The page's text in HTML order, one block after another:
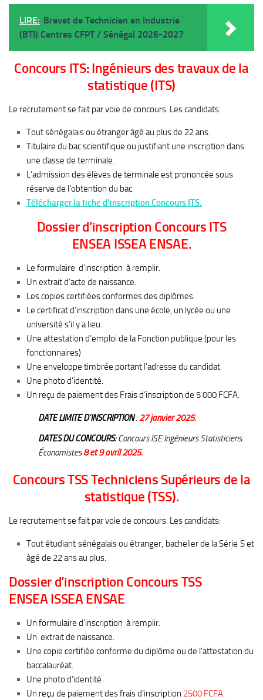
LIRE: Brevet de Technicien en Industrie
(BTI) Centres CFPT / Sénégal 2026-2027
Concours ITS: Ingénieurs des travaux de la
statistique (ITS)
Le recrutement se fait par voie de concours. Les candidats:
Tout sénégalais ou étranger âgé au plus de 22 ans.
Titulaire du bac scientifique ou justifiant une inscription dans
une classe de terminale.
L’admission des élèves de terminale est prononcée sous
réserve de l’obtention du bac.
Télécharger la fiche d’inscription Concours ITS.
Dossier d’inscription Concours ITS
ENSEA ISSEA ENSAE.
Le formulaire d’inscription à remplir.
Un extrait d’acte de naissance.
Les copies certifiées conformes des diplômes.
Le certificat d’inscription dans une école, un lycée ou une
université s’il y a lieu.
Une attestation d’emploi de la Fonction publique (pour les
fonctionnaires)
Une enveloppe timbrée portant l’adresse du candidat
Une photo d’identité.
Un reçu de paiement des Frais d’inscription de 5 000 FCFA.
DATE LIMITE D’INSCRIPTION:27 janvier2025.
DATES DU CONCOURS:Concours ISE Ingénieurs Statisticiens
Économistes8 et 9 avril 2025.
Concours TSS Techniciens Supérieurs de la
statistique (TSS).
Le recrutement se fait par voie de concours. Les candidats:
Tout étudiant sénégalais ou étranger, bachelier de la Série S et
âgé de 22 ans au plus.
Dossier d’inscription Concours TSS
ENSEA ISSEA ENSAE
Un formulaire d’inscription à remplir.
Un extrait de naissance.
Une copie certifiée conforme du diplôme ou de l’attestation du
baccalauréat.
Une photo d’identité
Un reçu de paiement des frais d’inscription 2500 FCFA.